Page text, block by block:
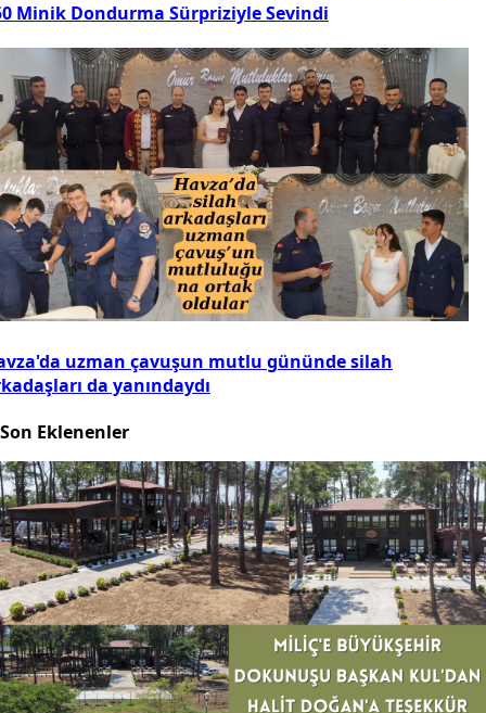
Minik Dondurma Sürpriziyle Sevindi
uzman çavuşun mutlu gününde silah
da yanındaydı
Son Eklenenler